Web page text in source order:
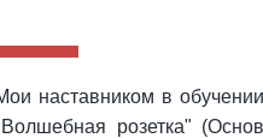
наставником в
розетка"